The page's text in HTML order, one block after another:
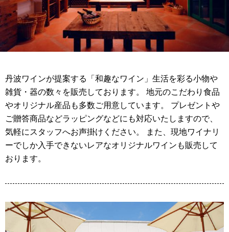
丹波ワインが提案する「和趣なワイン」生活を彩る小物や
雑貨・器の数々を販売しております。 地元のこだわり食品
やオリジナル産品も多数ご用意しています。 プレゼントや
ご贈答商品などラッピングなどにも対応いたしますので、
気軽にスタッフへお声掛けください。 また、現地ワイナリ
ーでしか入手できないレアなオリジナルワインも販売して
おります。